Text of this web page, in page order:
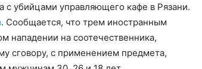
с убийцами управляющего кафе в Рязани.
. Сообщается, что трем иностранным
нападении на соотечественника,
сговору, с применением предмета,